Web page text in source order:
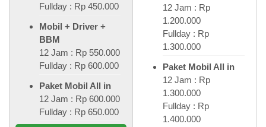
Fullday : Rp 450.000
Mobil + Driver +
BBM
12 Jam : Rp 550.000
Fullday : Rp 600.000
Paket Mobil All in
12 Jam : Rp 600.000
Fullday : Rp 650.000
12 Jam : Rp
1.200.000
Fullday : Rp
1.300.000
Paket Mobil All in
12 Jam : Rp
1.300.000
Fullday : Rp
1.400.000